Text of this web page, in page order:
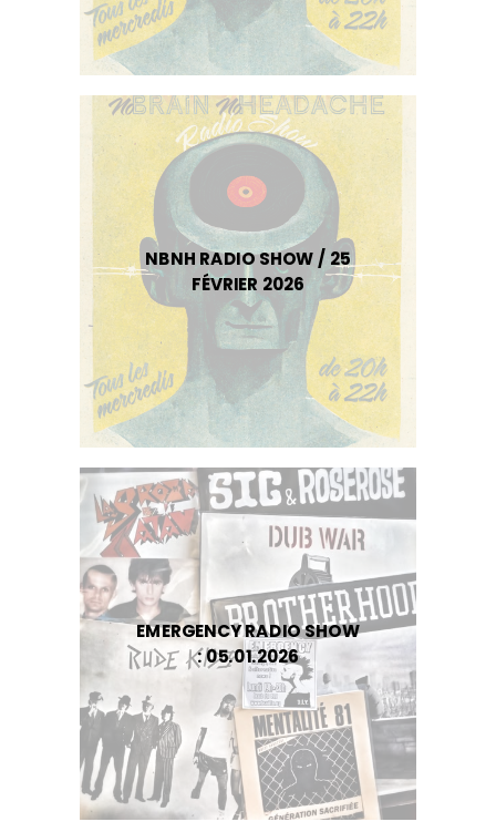
NBNH RADIO SHOW / 25
FÉVRIER 2026
EMERGENCY RADIO SHOW
: 05.01.2026